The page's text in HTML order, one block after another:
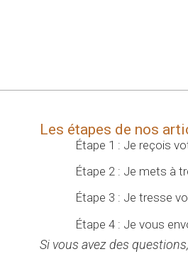
Les étapes de nos
Étape 1 : Je reçois
Étape 2 : Je mets à
Étape 3 : Je tresse
Étape 4 : Je vous
Si vous avez des